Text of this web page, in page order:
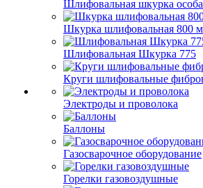
Шлифовальная шкурка
Шкурка шлифовальная 800
Шлифовальная Шкурка 775
Круги шлифовальные
Электроды и проволока
Баллоны
Газосварочное оборудование
Горелки газовоздушные